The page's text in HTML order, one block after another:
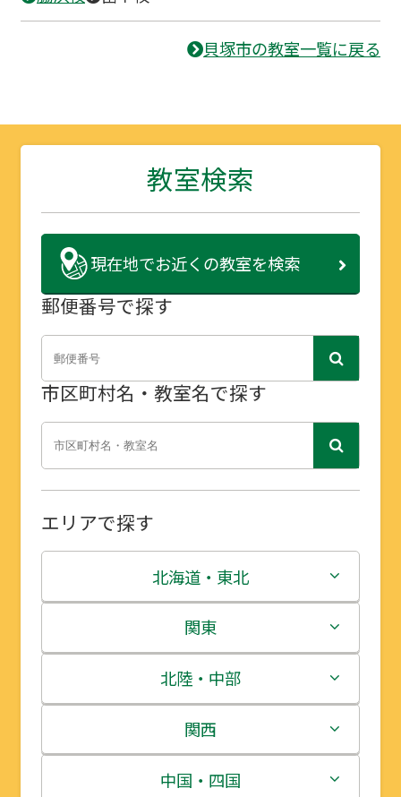
貝塚市の教室一覧に戻る
教室検索
現在地でお近くの教室を検索
郵便番号で探す
市区町村名・教室名で探す
エリアで探す
北海道・東北
北海道
青森県
岩手県
宮城県
関東
茨城県
栃木県
群馬県
北陸・中部
新潟県
富山県
関西
三重県
中国・四国